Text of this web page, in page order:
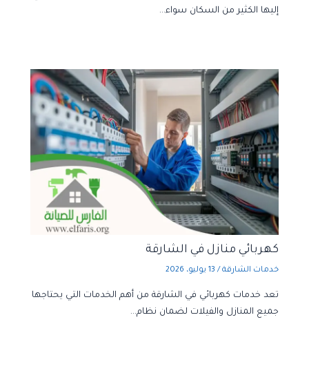
إليها الكثير من السكان سواء…
كهربائي منازل في الشارقة
خدمات الشارقة / 13 يوليو، 2026
تعد خدمات كهربائي في الشارقة من أهم الخدمات التي يحتاجها
جميع المنازل والفيلات لضمان نظام…